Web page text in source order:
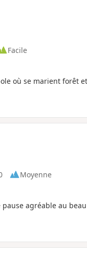
Facile
où se marient forêt
Moyenne
agréable au